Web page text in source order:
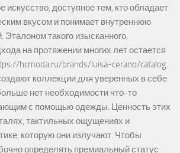
искусство, доступное тем, кто обладает
вкусом и понимает внутреннюю
Эталоном такого изысканного,
на протяжении многих лет остается
hcmoda.ru/brands/luisa-cerano/catalog.
коллекции для уверенных в себе
нет необходимости что-то
с помощью одежды. Ценность этих
тактильных ощущениях и
которую они излучают. Чтобы
определять премиальный статус